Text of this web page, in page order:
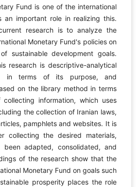
Fund is one of the international
an important role in realizing this.
research is to analyze the
Monetary Fund's policies on
sustainable development goals.
research is descriptive-analytical
in terms of its purpose, and
on the library method in terms
information, which uses
the collection of Iranian laws,
pamphlets and websites. It is
collecting the desired materials,
been adapted, consolidated, and
of the research show that the
Monetary Fund on goals such
prosperity places the role